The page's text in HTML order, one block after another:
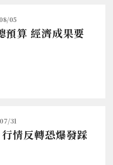
05
預算 經濟成果要
31
情反轉恐爆發踩